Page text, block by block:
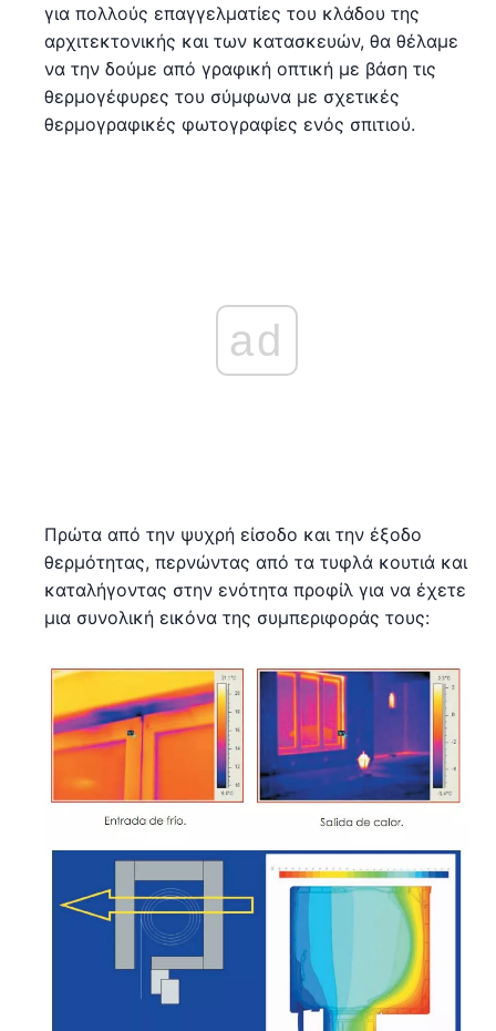
για πολλούς επαγγελματίες του κλάδου της
αρχιτεκτονικής και των κατασκευών, θα θέλαμε
να την δούμε από γραφική οπτική με βάση τις
θερμογέφυρες του σύμφωνα με σχετικές
θερμογραφικές φωτογραφίες ενός σπιτιού.
ad
Πρώτα από την ψυχρή είσοδο και την έξοδο
θερμότητας, περνώντας από τα τυφλά κουτιά και
καταλήγοντας στην ενότητα προφίλ για να έχετε
μια συνολική εικόνα της συμπεριφοράς τους: